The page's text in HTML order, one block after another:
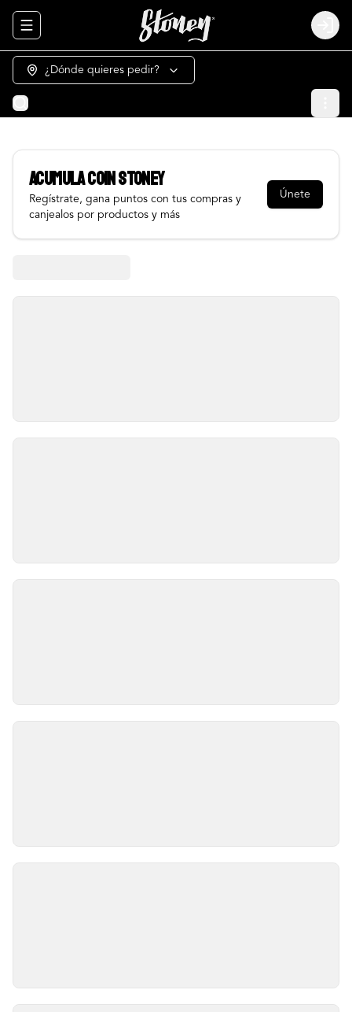
Abrir menu de navegación Login
¿Dónde quieres pedir?
AcumulaCOIN STONEY
Regístrate, gana puntos con tus compras y
canjealos por productos y más
Únete